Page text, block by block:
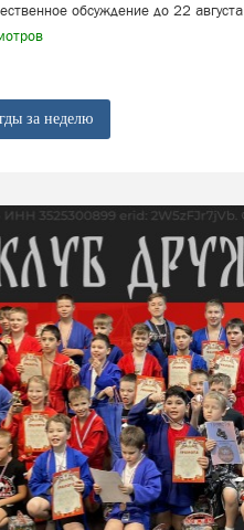
обсуждение до 22 августа
за неделю